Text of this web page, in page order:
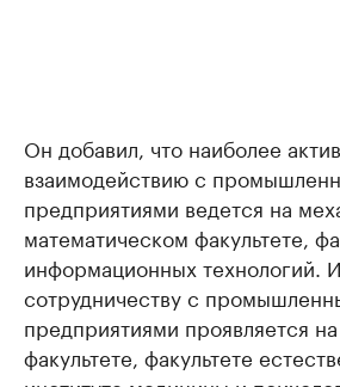
Он добавил, что наиболее
взаимодействию с
предприятиями ведется на
математическом факультете,
информационных технологий.
сотрудничеству с
предприятиями проявляется
факультете, факультете